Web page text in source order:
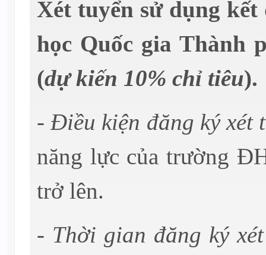
Xét tuyển sử dụng
học Quốc gia Thành
(dự kiến 10% chỉ tiêu).
- Điều kiện đăng ký xét
năng lực của trường
trở lên.
- Thời gian đăng ký